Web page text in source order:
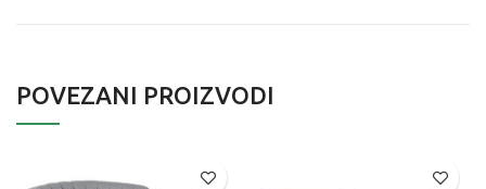
POVEZANI PROIZVODI